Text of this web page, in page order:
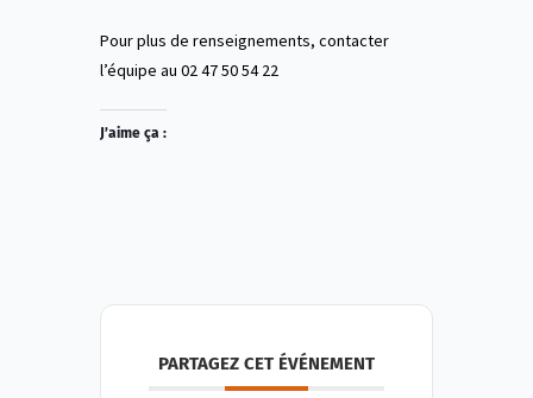
Pour plus de renseignements, contacter
l’équipe au 02 47 50 54 22
J’aime ça :
PARTAGEZ CET ÉVÉNEMENT